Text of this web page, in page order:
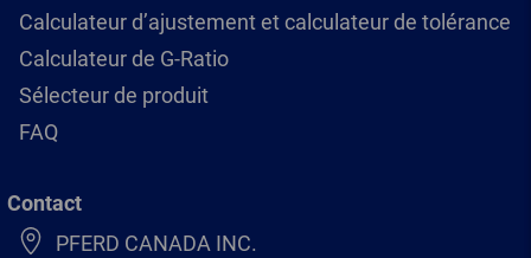
Calculateur d’ajustement et calculateur de tolérance
Calculateur de G-Ratio
Sélecteur de produit
FAQ
Contact
PFERD CANADA INC.